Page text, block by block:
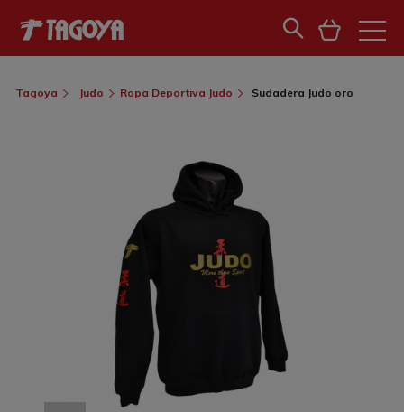
Tagoya Judo Ropa Deportiva Judo Sudadera Judo oro